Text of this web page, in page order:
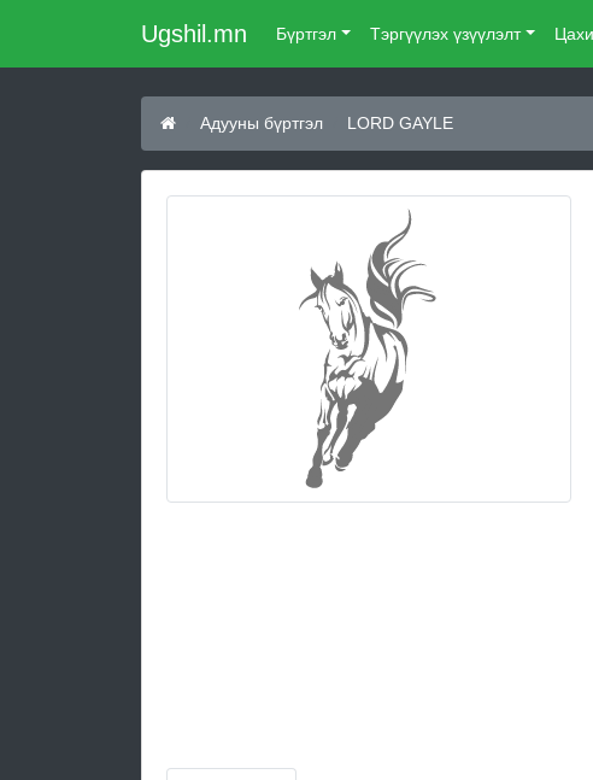
Ugshil.mn Бүртгэл Тэргүүлэх үзүүлэлт
Адууны бүртгэл LORD GAYLE